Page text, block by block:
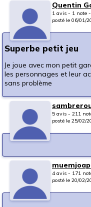
Quentin
1 avis - 1 note
posté le 06/01/
Superbe petit jeu
Je joue avec mon petit
les personnages et leur
sans problème
5 avis - 211
posté le 25/02/
4 avis - 171
posté le 20/02/